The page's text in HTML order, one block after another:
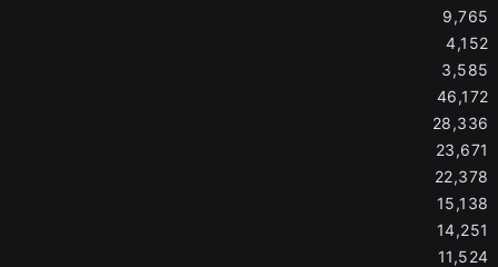
9,765
4,152
3,585
46,172
28,336
23,671
22,378
15,138
14,251
11,524